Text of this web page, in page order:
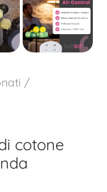
cotone